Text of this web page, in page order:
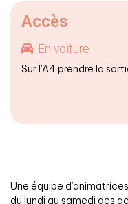
Accès
En voiture
Sur l’A4 prendre la
Une équipe
du lundi au samedi des